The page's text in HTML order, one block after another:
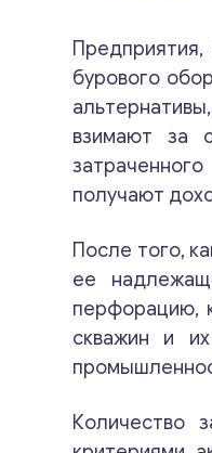
бурового
взимают за
получают
После того,
ее
перфорацию,
скважин и
Количество